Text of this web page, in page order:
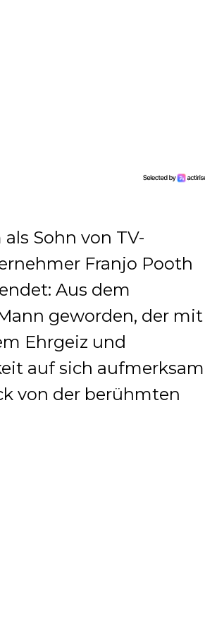
Sohn von TV-
Franjo Pooth
Aus dem
geworden, der mit
Ehrgeiz und
auf sich aufmerksam
von der berühmten